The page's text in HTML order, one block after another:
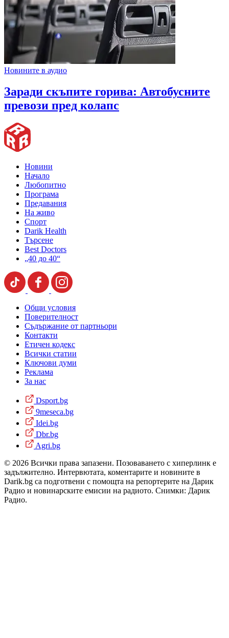
Новините в аудио
Заради скъпите горива: Автобусните
превози пред колапс
Новини
Начало
Любопитно
Програма
Предавания
На живо
Спорт
Darik Health
Търсене
Best Doctors
„40 до 40“
Общи условия
Поверителност
Съдържание от партньори
Контакти
Етичен кодекс
Всички статии
Ключови думи
Реклама
За нас
Dsport.bg
9meseca.bg
Idei.bg
Dbr.bg
Agri.bg
© 2026 Всички права запазени. Позоваването с хиперлинк е
задължително. Интервютата, коментарите и новините в
Darik.bg са подготвени с помощта на репортерите на Дарик
Радио и новинарските емисии на радиото. Снимки: Дарик
Радио.